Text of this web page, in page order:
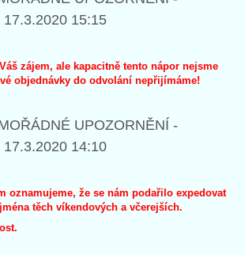
15:15
zájem, ale kapacitně tento nápor nejsme
objednávky do odvolání nepřijímáme!
UPOZORNĚNÍ -
14:10
oznamujeme, že se nám podařilo expedovat
těch víkendových a včerejších.